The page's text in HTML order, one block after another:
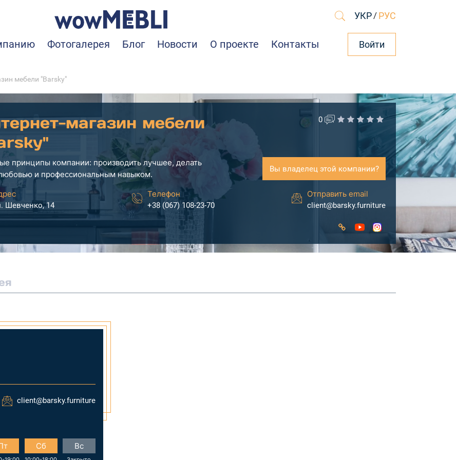
УКР / РУС
Фотогалерея Блог Новости О проекте Контакты Войти
мебели "Barsky"
магазин мебели
принципы компании: производить лучшее, делать
и профессиональным навыком.
0
Вы владелец этой компании?
Шевченко, 14
Телефон
+38 (067) 108-23-70
Отправить email
client@barsky.furniture
client@barsky.furniture
Сб Вс